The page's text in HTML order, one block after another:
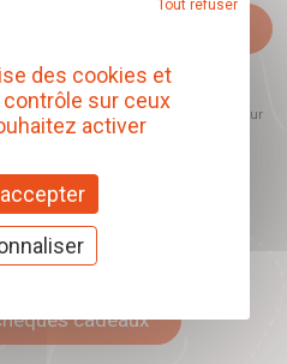
soit mesurée, afin de mieux
et d'améliorer les contenus
à tout moment et reste sans incidence sur
nos chèques
cadeaux
des cookies et
sur ceux
activer
Tout refuser